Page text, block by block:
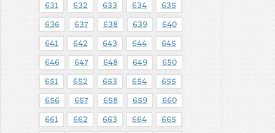
631 632 633 634 635
636 637 638 639 640
641 642 643 644 645
646 647 648 649 650
651 652 653 654 655
656 657 658 659 660
661 662 663 664 665